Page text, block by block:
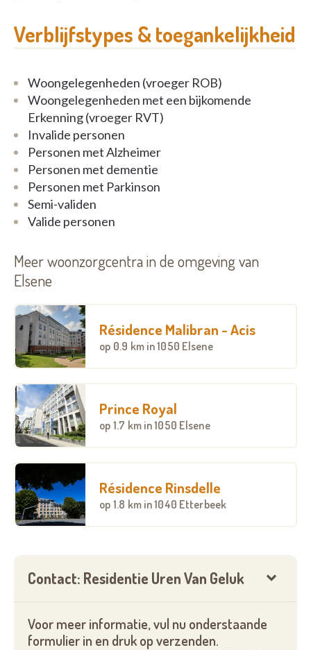
Verblijfstypes & toegankelijkheid
Woongelegenheden (vroeger ROB)
Woongelegenheden met een bijkomende
Erkenning (vroeger RVT)
Invalide personen
Personen met Alzheimer
Personen met dementie
Personen met Parkinson
Semi-validen
Valide personen
Meer woonzorgcentra in de omgeving van
Elsene
Résidence Malibran - Acis
op 0.9 km in 1050 Elsene
Prince Royal
op 1.7 km in 1050 Elsene
Résidence Rinsdelle
op 1.8 km in 1040 Etterbeek
Contact: Residentie Uren Van Geluk
Voor meer informatie, vul nu onderstaande
formulier in en druk op verzenden.